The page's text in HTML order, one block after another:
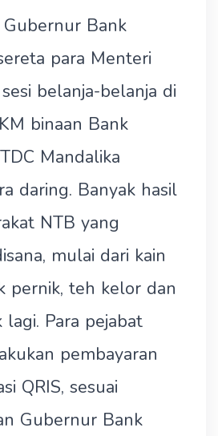
Gubernur Bank
para Menteri
belanja-belanja di
binaan Bank
Mandalika
daring. Banyak hasil
NTB yang
mulai dari kain
pernik, teh kelor dan
lagi. Para pejabat
pembayaran
QRIS, sesuai
Gubernur Bank